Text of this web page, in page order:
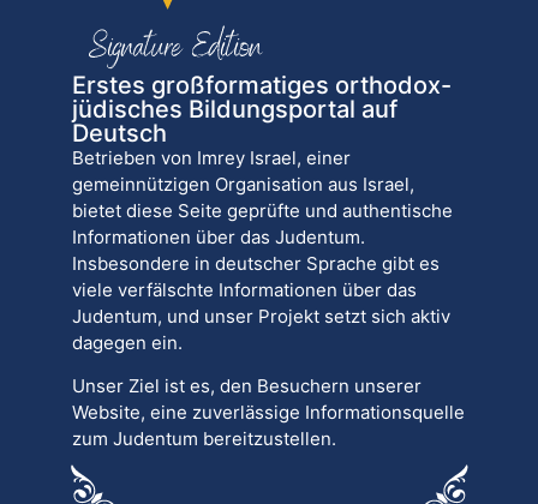
Erstes großformatiges orthodox-
jüdisches Bildungsportal auf
Deutsch
Betrieben von Imrey Israel, einer
gemeinnützigen Organisation aus Israel,
bietet diese Seite geprüfte und authentische
Informationen über das Judentum.
Insbesondere in deutscher Sprache gibt es
viele verfälschte Informationen über das
Judentum, und unser Projekt setzt sich aktiv
dagegen ein.
Unser Ziel ist es, den Besuchern unserer
Website, eine zuverlässige Informationsquelle
zum Judentum bereitzustellen.